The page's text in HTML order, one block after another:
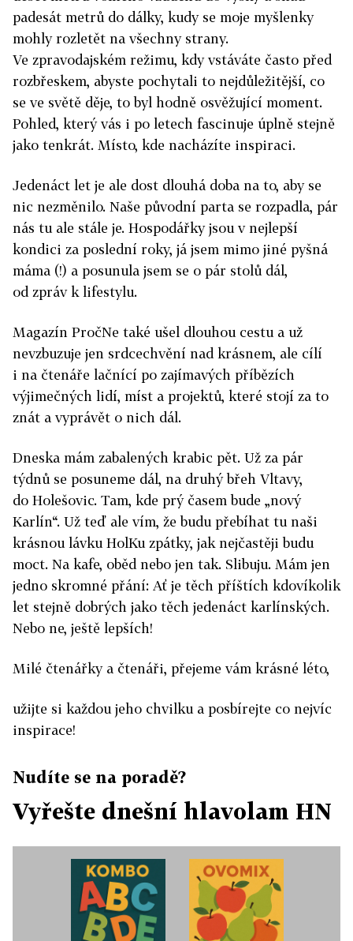
padesát metrů do dálky, kudy se moje myšlenky
mohly rozletět na všechny strany.
Ve zpravodajském režimu, kdy vstáváte často před
rozbřeskem, abyste pochytali to nejdůležitější, co
se ve světě děje, to byl hodně osvěžující moment.
Pohled, který vás i po letech fascinuje úplně stejně
jako tenkrát. Místo, kde nacházíte inspiraci.
Jedenáct let je ale dost dlouhá doba na to, aby se
nic nezměnilo. Naše původní parta se rozpadla, pár
nás tu ale stále je. Hospodářky jsou v nejlepší
kondici za poslední roky, já jsem mimo jiné pyšná
máma (!) a posunula jsem se o pár stolů dál,
od zpráv k lifestylu.
Magazín PročNe také ušel dlouhou cestu a už
nevzbuzuje jen srdcechvění nad krásnem, ale cílí
i na čtenáře lačnící po zajímavých příbězích
výjimečných lidí, míst a projektů, které stojí za to
znát a vyprávět o nich dál.
Dneska mám zabalených krabic pět. Už za pár
týdnů se posuneme dál, na druhý břeh Vltavy,
do Holešovic. Tam, kde prý časem bude „nový
Karlín“. Už teď ale vím, že budu přebíhat tu naši
krásnou lávku HolKu zpátky, jak nejčastěji budu
moct. Na kafe, oběd nebo jen tak. Slibuju. Mám jen
jedno skromné přání: Ať je těch příštích kdovíkolik
let stejně dobrých jako těch jedenáct karlínských.
Nebo ne, ještě lepších!
Milé čtenářky a čtenáři, přejeme vám krásné léto,
užijte si každou jeho chvilku a posbírejte co nejvíc
inspirace!
Nudíte se na poradě?
Vyřešte dnešní hlavolam HN